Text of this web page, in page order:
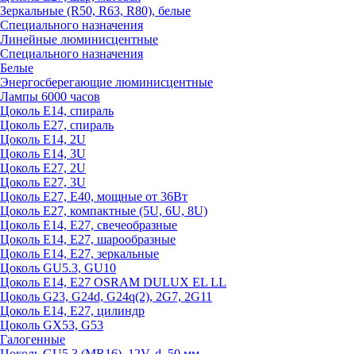
Зеркальные (R50, R63, R80), белые
Специального назначения
Линейные люминисцентные
Специального назначения
Белые
Энергосберегающие люминисцентные
Лампы 6000 часов
Цоколь Е14, спираль
Цоколь Е27, спираль
Цоколь Е14, 2U
Цоколь Е14, 3U
Цоколь Е27, 2U
Цоколь Е27, 3U
Цоколь Е27, Е40, мощные от 36Вт
Цоколь Е27, компактные (5U, 6U, 8U)
Цоколь Е14, Е27, свечеобразные
Цоколь Е14, Е27, шарообразные
Цоколь Е14, Е27, зеркальные
Цоколь GU5.3, GU10
Цоколь Е14, Е27 OSRAM DULUX EL LL
Цоколь G23, G24d, G24q(2), 2G7, 2G11
Цоколь Е14, Е27, цилиндр
Цоколь GX53, G53
Галогенные